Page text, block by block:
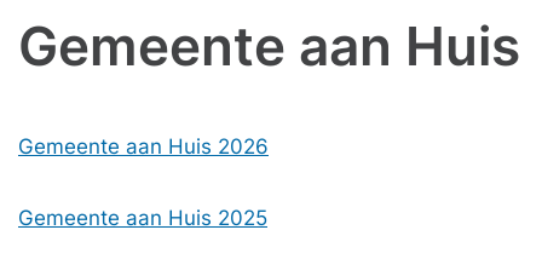
Gemeente aan Huis
Gemeente aan Huis 2026
Gemeente aan Huis 2025